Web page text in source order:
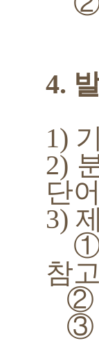
4.
1)
2)
단
3)
①
참
②
③